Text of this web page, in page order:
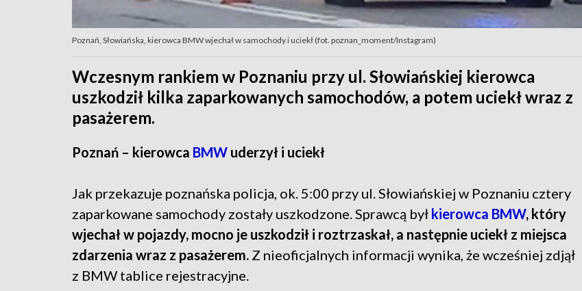
Poznań, Słowiańska, kierowca BMW wjechał w samochody i uciekł (fot. poznan_moment/Instagram)
Wczesnym rankiem w Poznaniu przy ul. Słowiańskiej kierowca
uszkodził kilka zaparkowanych samochodów, a potem uciekł wraz z
pasażerem.
Poznań – kierowca BMW uderzył i uciekł
Jak przekazuje poznańska policja, ok. 5:00 przy ul. Słowiańskiej w Poznaniu cztery
zaparkowane samochody zostały uszkodzone. Sprawcą był kierowca BMW, który
wjechał w pojazdy, mocno je uszkodził i roztrzaskał, a następnie uciekł z miejsca
zdarzenia wraz z pasażerem. Z nieoficjalnych informacji wynika, że wcześniej zdjął
z BMW tablice rejestracyjne.